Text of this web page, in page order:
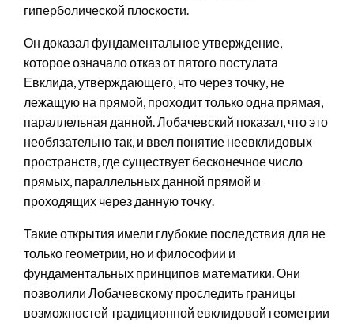
гиперболической плоскости.
Он доказал фундаментальное утверждение,
которое означало отказ от пятого постулата
Евклида, утверждающего, что через точку, не
лежащую на прямой, проходит только одна прямая,
параллельная данной. Лобачевский показал, что это
необязательно так, и ввел понятие неевклидовых
пространств, где существует бесконечное число
прямых, параллельных данной прямой и
проходящих через данную точку.
Такие открытия имели глубокие последствия для не
только геометрии, но и философии и
фундаментальных принципов математики. Они
позволили Лобачевскому проследить границы
возможностей традиционной евклидовой геометрии